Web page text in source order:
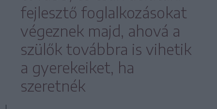
fejlesztő foglalkozásokat
végeznek majd, ahová a
szülők továbbra is vihetik
a gyerekeiket, ha
szeretnék